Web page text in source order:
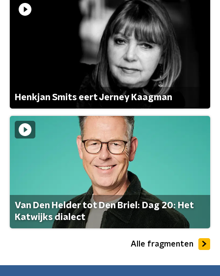
Henkjan Smits eert Jerney Kaagman
Van Den Helder tot Den Briel: Dag 20: Het
Katwijks dialect
Alle fragmenten